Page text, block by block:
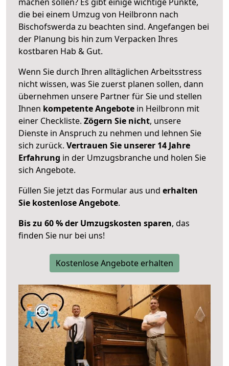
die bei einem Umzug von Heilbronn nach
Bischofswerda zu beachten sind. Angefangen bei
der Planung bis hin zum Verpacken Ihres
kostbaren Hab & Gut.
Wenn Sie durch Ihren alltäglichen Arbeitsstress
nicht wissen, was Sie zuerst planen sollen, dann
übernehmen unsere Partner für Sie und stellen
Ihnen kompetente Angebote in Heilbronn mit
einer Checkliste. Zögern Sie nicht, unsere
Dienste in Anspruch zu nehmen und lehnen Sie
sich zurück. Vertrauen Sie unserer 14 Jahre
Erfahrung in der Umzugsbranche und holen Sie
sich Angebote.
Füllen Sie jetzt das Formular aus und erhalten
Sie kostenlose Angebote.
Bis zu 60 % der Umzugskosten sparen, das
finden Sie nur bei uns!
Kostenlose Angebote erhalten